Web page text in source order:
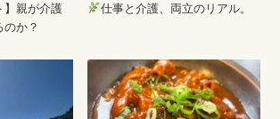
】親が介護
のか？
仕事と介護、両立のリアル。